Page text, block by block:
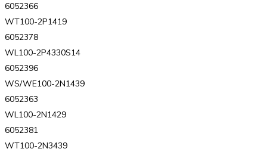
6052366
WT100-2P1419
6052378
WL100-2P4330S14
6052396
WS/WE100-2N1439
6052363
WL100-2N1429
6052381
WT100-2N3439